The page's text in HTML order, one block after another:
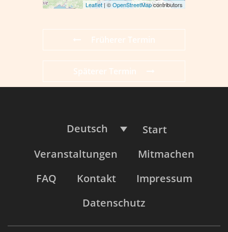
Leaflet | ©OpenStreetMapcontributors
Früherer Termin
Späterer Termin
Deutsch
Start
Veranstaltungen
Mitmachen
FAQ
Kontakt
Impressum
Datenschutz